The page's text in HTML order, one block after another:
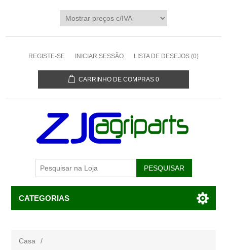
REGISTE-SE INICIAR SESSÃO LISTA DE DESEJOS (0)
CARRINHO DE COMPRAS 0
CATEGORIAS
Casa
/